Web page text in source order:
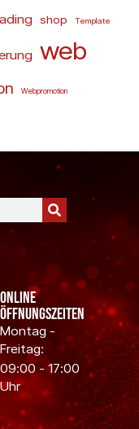
shop Template
web
Webpromotion
Online
Öffnungszeiten
Montag -
Freitag:
09:00 - 17:00
Uhr